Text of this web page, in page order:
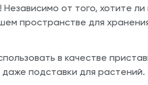
от того, хотите ли
пространстве для
в качестве
подставки для растений.